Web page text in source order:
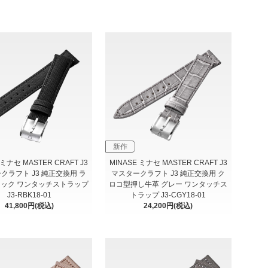
ナセ MASTER CRAFT J3
ラフト J3 純正交換用 ラ
ク ワンタッチストラップ
J3-RBK18-01
41,800円(税込)
新作
MINASE ミナセ MASTER CRAFT J3
マスタークラフト J3 純正交換用 ク
ロコ型押し牛革 グレー ワンタッチス
トラップ J3-CGY18-01
24,200円(税込)